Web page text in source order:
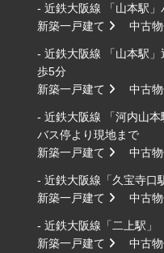
- 近鉄大阪線 「山本駅
新築一戸建て
中古
- 近鉄大阪線 「山本駅
歩5分
新築一戸建て
中古
- 近鉄大阪線 「河内山本
バス停より現地まで
新築一戸建て
中古
- 近鉄大阪線「久宝寺口
新築一戸建て
中古
- 近鉄大阪線「二上駅」
新築一戸建て
中古